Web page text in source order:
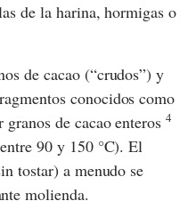
de la harina, hormigas o
de cacao (“crudos”) y
conocidos como
granos de cacao enteros4
90 y 150 °C). El
tostar) a menudo se
molienda.